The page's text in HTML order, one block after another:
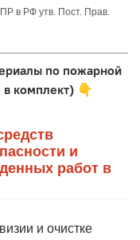
в РФ утв. Пост. Прав.
по пожарной
комплект) 👇
и
работ в
и очистке